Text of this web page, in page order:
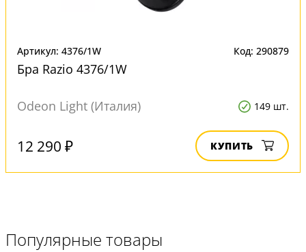
Артикул: 4376/1W Код: 290879
Бра Razio 4376/1W
Odeon Light (Италия) 149 шт.
12 290 ₽ КУПИТЬ
Популярные товары